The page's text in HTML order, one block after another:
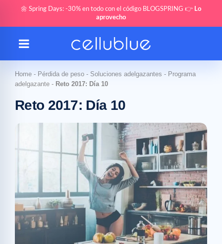
🌼 Spring Days: -30% en todo con el código BLOGSPRING 👉 Lo
aprovecho
Home - Pérdida de peso - Soluciones adelgazantes - Programa
adelgazante - Reto 2017: Día 10
Reto 2017: Día 10